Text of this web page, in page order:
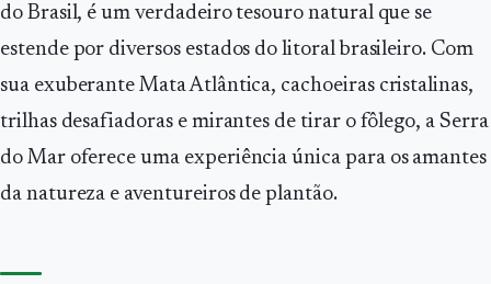
do Brasil, é um verdadeiro tesouro natural que se
estende por diversos estados do litoral brasileiro. Com
sua exuberante Mata Atlântica, cachoeiras cristalinas,
trilhas desafiadoras e mirantes de tirar o fôlego, a Serra
do Mar oferece uma experiência única para os amantes
da natureza e aventureiros de plantão.